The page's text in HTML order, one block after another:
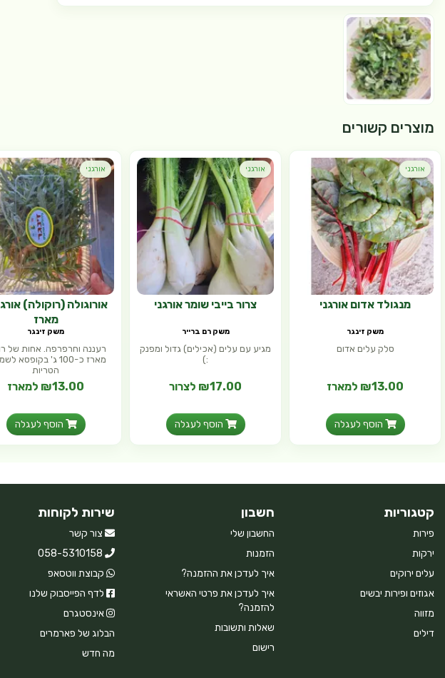
מוצרים קשורים
אורגני
מנגולד אדום אורגני
משק זינגר
סלק עלים אדום
₪13.00 למארז
הוסף לעגלה
אורגני
צרור בייבי שומר אורגני
משק רם ברייר
מגיע עם עלים (אכילים) גדול ומפנק
:)
₪17.00 לצרור
הוסף לעגלה
אורגני
אורוגולה (רוקולה)
מארז
משק זינגר
רעננה וחרפרפה. אחות של
מארז כ-100 ג' בקופסא
הטריות
₪13.00 למארז
הוסף לעגלה
קטגוריות
פירות
ירקות
עלים ירוקים
אגוזים ופירות יבשים
מזווה
דילים
חשבון
החשבון שלי
הזמנות
איך לעדכן את ההזמנה?
איך לעדכן את פרטי האשראי
להזמנה?
שאלות ותשובות
רישום
שירות לקוחות
צור קשר
058-5310158
קבוצת ווטסאפ
לדף הפייסבוק שלנו
אינסטגרם
הבלוג של פארמרים
מה חדש